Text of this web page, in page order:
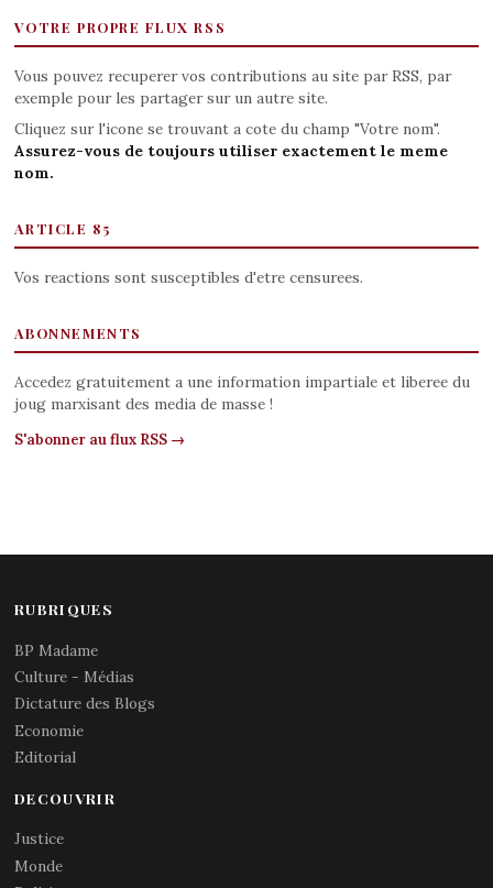
VOTRE PROPRE FLUX RSS
Vous pouvez recuperer vos contributions au site par RSS, par
exemple pour les partager sur un autre site.
Cliquez sur l'icone se trouvant a cote du champ "Votre nom".
Assurez-vous de toujours utiliser exactement le meme
nom.
ARTICLE 85
Vos reactions sont susceptibles d'etre censurees.
ABONNEMENTS
Accedez gratuitement a une information impartiale et liberee du
joug marxisant des media de masse !
S'abonner au flux RSS →
RUBRIQUES
BP Madame
Culture - Médias
Dictature des Blogs
Economie
Editorial
DECOUVRIR
Justice
Monde